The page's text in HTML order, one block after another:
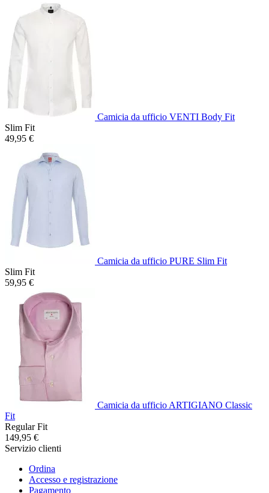
Camicia da ufficio VENTI Body Fit
Slim Fit
49,95 €
Camicia da ufficio PURE Slim Fit
Slim Fit
59,95 €
Camicia da ufficio ARTIGIANO Classic
Fit
Regular Fit
149,95 €
Servizio clienti
Ordina
Accesso e registrazione
Pagamento